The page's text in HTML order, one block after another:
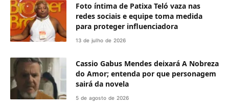
Foto íntima de Patixa Teló vaza nas
redes sociais e equipe toma medida
para proteger influenciadora
13 de julho de 2026
Cassio Gabus Mendes deixará A Nobreza
do Amor; entenda por que personagem
sairá da novela
5 de agosto de 2026